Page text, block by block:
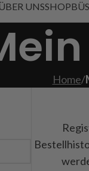
UNSSHOP
Home/